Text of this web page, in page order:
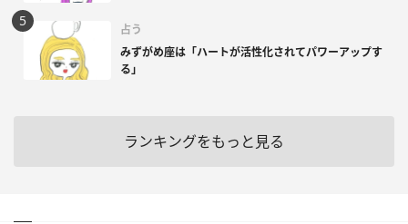
占う
みずがめ座は「ハートが活性化されてパワーアップす
る」
ランキングをもっと見る